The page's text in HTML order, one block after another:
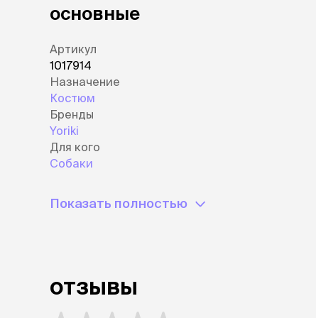
основные
Артикул
1017914
Назначение
Костюм
Бренды
Yoriki
Для кого
Собаки
Показать полностью
отзывы